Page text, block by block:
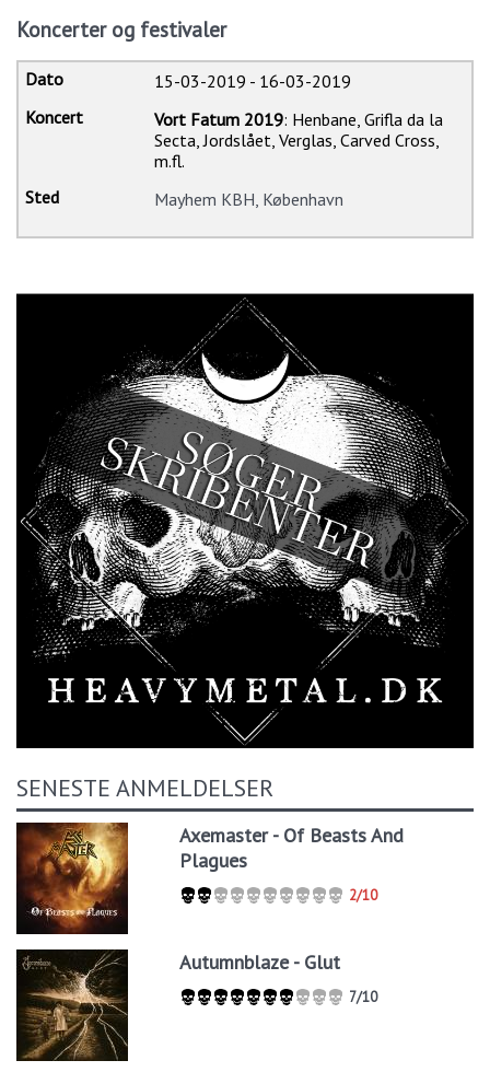
Koncerter og festivaler
15-03-2019 - 16-03-2019
Vort Fatum 2019: Henbane, Grifla da la
Secta, Jordslået, Verglas, Carved Cross,
m.fl.
Mayhem KBH, København
SENESTE ANMELDELSER
Axemaster - Of Beasts And
Plagues
2/10
Autumnblaze - Glut
7/10